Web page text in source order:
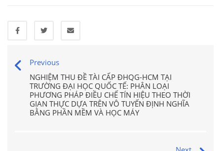
Previous
NGHIỆM THU ĐỀ TÀI CẤP ĐHQG-HCM TẠI
TRƯỜNG ĐẠI HỌC QUỐC TẾ: PHÂN LOẠI
PHƯƠNG PHÁP ĐIỀU CHẾ TÍN HIỆU THEO THỜI
GIAN THỰC DỰA TRÊN VÔ TUYẾN ĐỊNH NGHĨA
BẰNG PHẦN MỀM VÀ HỌC MÁY